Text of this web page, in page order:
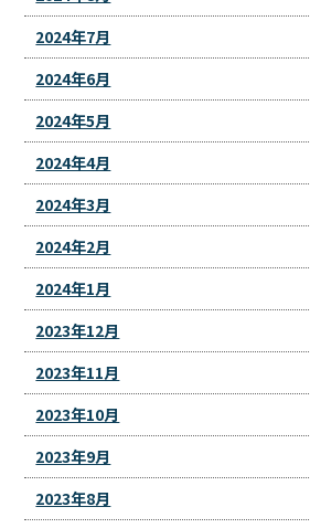
2024年7月
2024年6月
2024年5月
2024年4月
2024年3月
2024年2月
2024年1月
2023年12月
2023年11月
2023年10月
2023年9月
2023年8月